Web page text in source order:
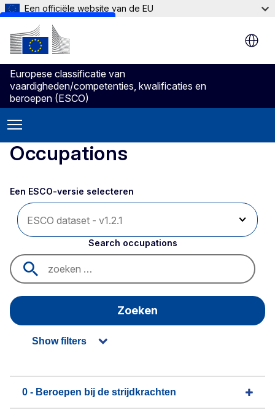
Skip to main content
Een officiële website van de EU
Europese classificatie van
vaardigheden/competenties, kwalificaties en
beroepen (ESCO)
Occupations
Een ESCO-versie selecteren
Search occupations
Zoeken
Show filters
0 - Beroepen bij de strijdkrachten